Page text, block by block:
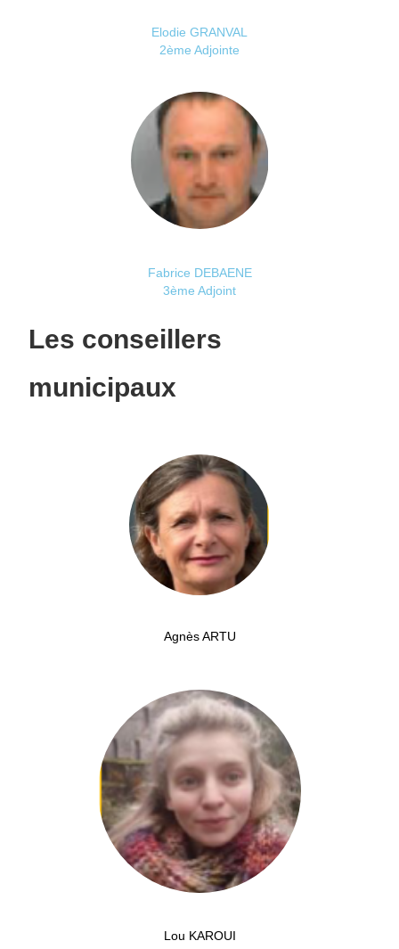
Elodie GRANVAL
2ème Adjointe
Fabrice DEBAENE
3ème Adjoint
Les conseillers
municipaux
Agnès ARTU
Lou KAROUI